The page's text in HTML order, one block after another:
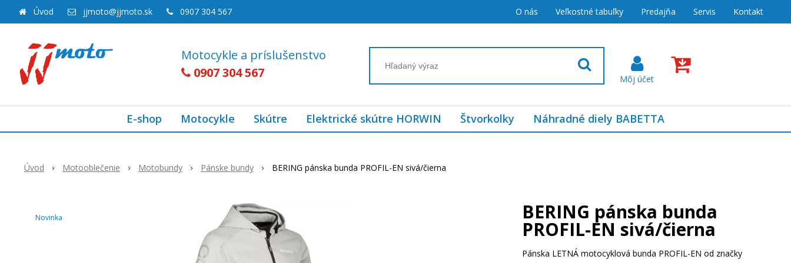
Motocykle a príslušenstvo
0907 304 567
Úvod jjmoto@jjmoto.sk 0907 304 567 O nás Veľkostné tabuľky Predajňa Servis Kontakt
E-shop Motocykle Skútre Elektrické skútre HORWIN Štvorkolky Náhradné diely BABETTA
Úvod Motooblečenie Motobundy Pánske bundy BERING pánska bunda PROFIL-EN sivá/čierna
Novinka BERING pánska bunda
PROFIL-EN sivá/čierna
Pánska LETNÁ motocyklová bunda PROFIL-EN od značky